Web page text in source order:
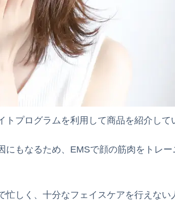
トプログラムを利用して商品を紹介して
にもなるため、EMSで顔の筋肉をトレ
忙しく、十分なフェイスケアを行えない